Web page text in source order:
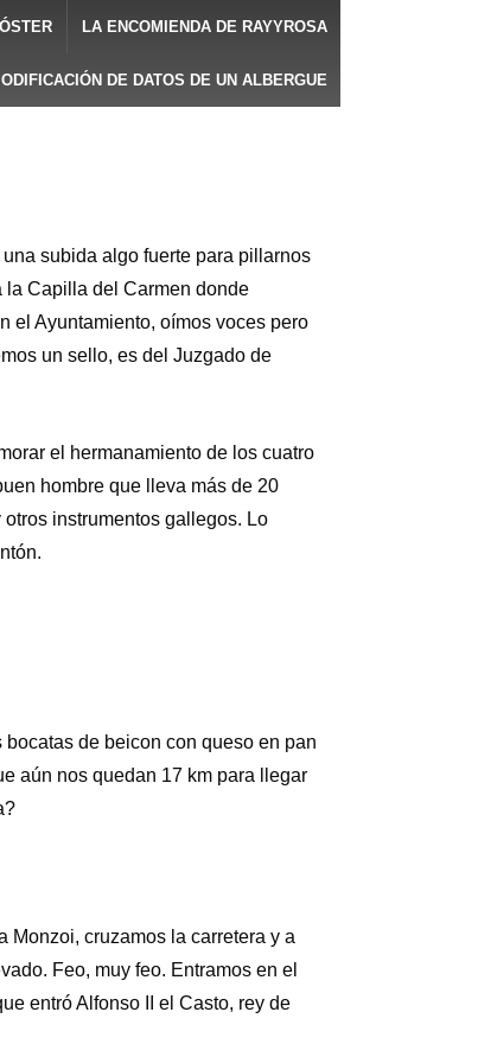
LA ENCOMIENDA DE RAYYROSA
DE DATOS DE UN ALBERGUE
subida algo fuerte para pillarnos
la Capilla del Carmen donde
el Ayuntamiento, oímos voces pero
un sello, es del Juzgado de
el hermanamiento de los cuatro
hombre que lleva más de 20
instrumentos gallegos. Lo
de beicon con queso en pan
aún nos quedan 17 km para llegar
Monzoi, cruzamos la carretera y a
Feo, muy feo. Entramos en el
entró Alfonso II el Casto, rey de